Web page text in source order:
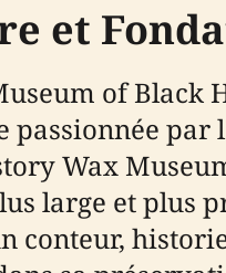
et
of Black
passionnée
Wax
large et plus
conteur,